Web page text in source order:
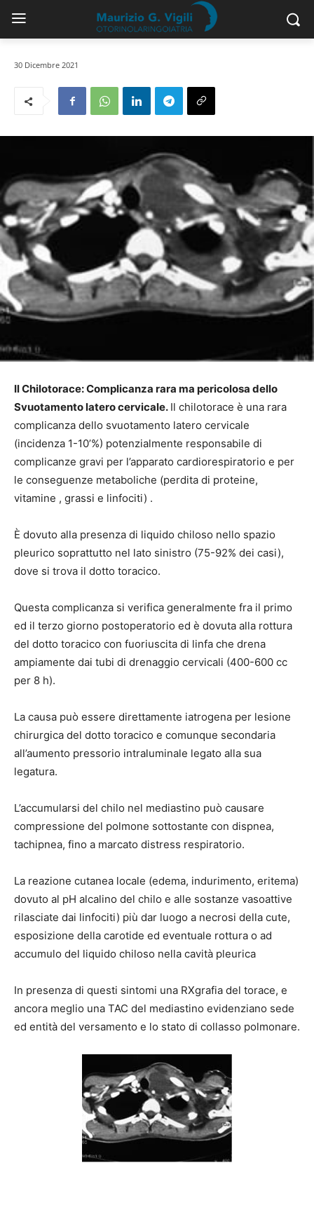
30 Dicembre 2021
Il Chilotorace: Complicanza rara ma pericolosa dello
Svuotamento latero cervicale. Il chilotorace è una rara
complicanza dello svuotamento latero cervicale
(incidenza 1-10’%) potenzialmente responsabile di
complicanze gravi per l’apparato cardiorespiratorio e per
le conseguenze metaboliche (perdita di proteine,
vitamine , grassi e linfociti) .
È dovuto alla presenza di liquido chiloso nello spazio
pleurico soprattutto nel lato sinistro (75-92% dei casi),
dove si trova il dotto toracico.
Questa complicanza si verifica generalmente fra il primo
ed il terzo giorno postoperatorio ed è dovuta alla rottura
del dotto toracico con fuoriuscita di linfa che drena
ampiamente dai tubi di drenaggio cervicali (400-600 cc
per 8 h).
La causa può essere direttamente iatrogena per lesione
chirurgica del dotto toracico e comunque secondaria
all’aumento pressorio intraluminale legato alla sua
legatura.
L’accumularsi del chilo nel mediastino può causare
compressione del polmone sottostante con dispnea,
tachipnea, fino a marcato distress respiratorio.
La reazione cutanea locale (edema, indurimento, eritema)
dovuto al pH alcalino del chilo e alle sostanze vasoattive
rilasciate dai linfociti) più dar luogo a necrosi della cute,
esposizione della carotide ed eventuale rottura o ad
accumulo del liquido chiloso nella cavità pleurica
In presenza di questi sintomi una RXgrafia del torace, e
ancora meglio una TAC del mediastino evidenziano sede
ed entità del versamento e lo stato di collasso polmonare.